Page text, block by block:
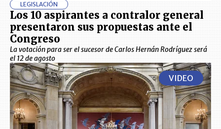
LEGISLACIÓN
Los 10 aspirantes a contralor general
presentaron sus propuestas ante el
Congreso
La votación para ser el sucesor de Carlos Hernán Rodríguez será
el 12 de agosto
VIDEO